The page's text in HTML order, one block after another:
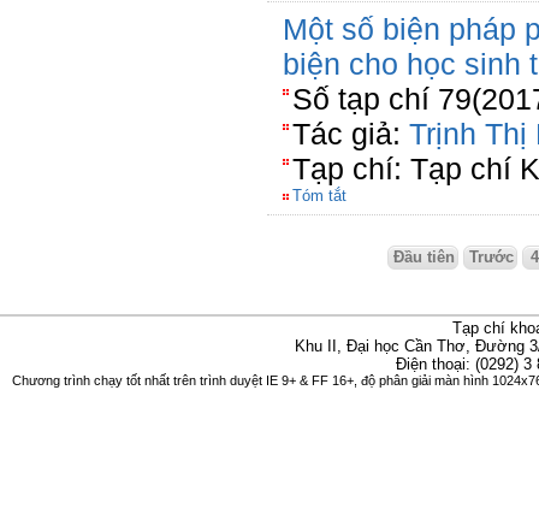
Một số biện pháp
biện cho học sinh
Số tạp chí
Tác giả: Trịnh Thị
Tạp chí: Tạp chí
Tóm tắt
Đầu tiên Trước 4
Tạp chí
Khu II, Đại học Cần Thơ, Đường
Điện thoại: (0292)
Chương trình chạy tốt nhất trên trình duyệt IE 9+ & FF 16+, độ phân giải màn hình